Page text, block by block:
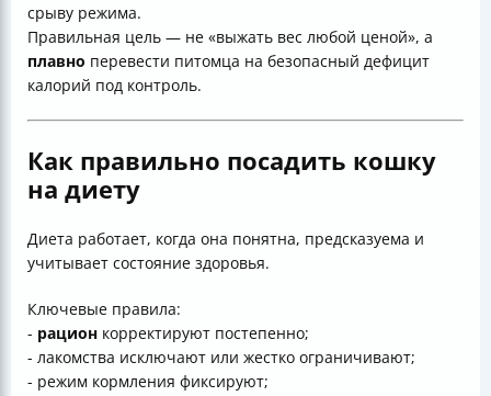
срыву режима.
Правильная цель — не «выжать вес любой ценой», а
плавно перевести питомца на безопасный дефицит
калорий под контроль.
Как правильно посадить кошку
на диету
Диета работает, когда она понятна, предсказуема и
учитывает состояние здоровья.
Ключевые правила:
- рацион корректируют постепенно;
- лакомства исключают или жестко ограничивают;
- режим кормления фиксируют;